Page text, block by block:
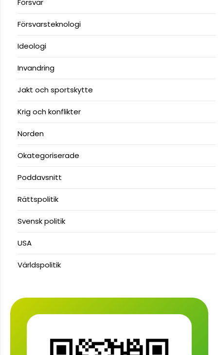
Försvar
Försvarsteknologi
Ideologi
Invandring
Jakt och sportskytte
Krig och konflikter
Norden
Okategoriserade
Poddavsnitt
Rättspolitik
Svensk politik
USA
Världspolitik